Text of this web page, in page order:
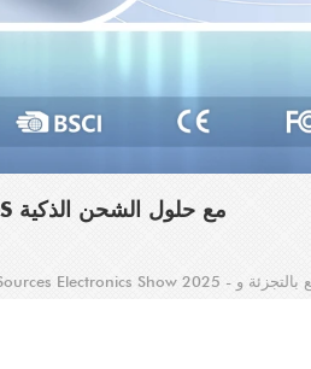
GOOCHAIN AT GLOBAL SOURCES ELECTRONICS SHOW 2025 - تحويل البيع بالتجزئة و POS مع حلول الشحن الذكية